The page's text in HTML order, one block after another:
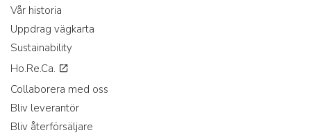
Vår historia
Uppdrag vägkarta
Sustainability
Ho.Re.Ca.
Collaborera med oss
Bliv leverantör
Bliv återförsäljare